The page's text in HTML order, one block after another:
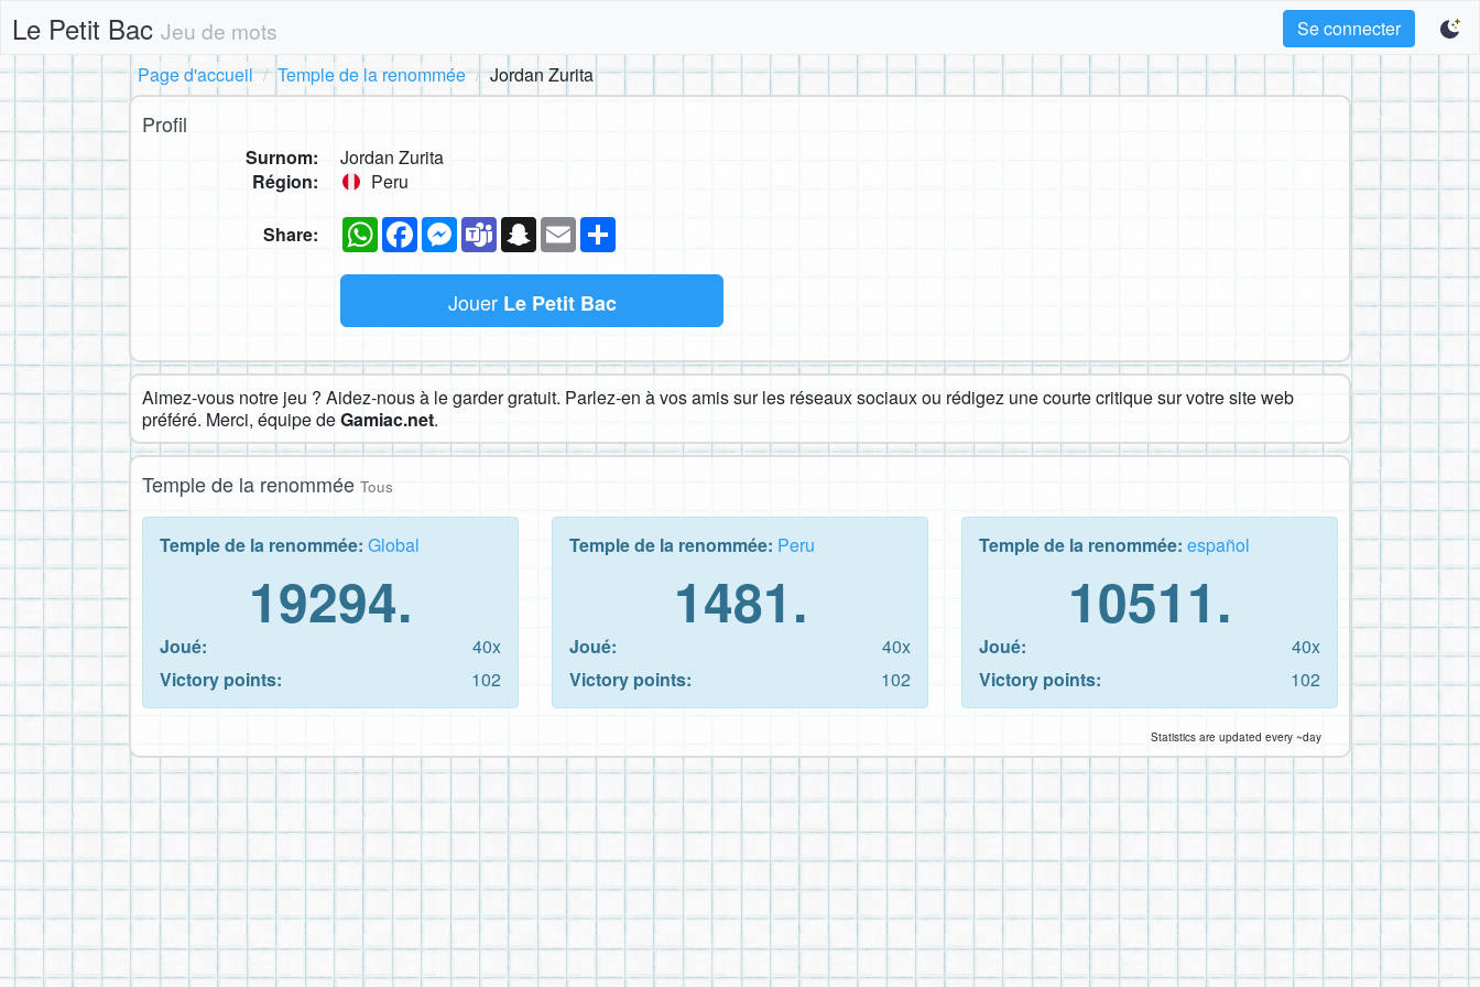
Le Petit Bac Jeu de mots
Se connecter
Page d'accueil
Temple de la renommée Jordan Zurita
Profil
Surnom:
Jordan Zurita
Région:
Peru
Share: WhatsAppFacebookMessenger
TeamsSnapchat
Email
Jouer Le Petit Bac
Aimez-vous notre jeu ? Aidez-nous à le garder gratuit. Parlez-en à vos amis sur les réseaux sociaux ou rédigez une courte critique sur votre site web
préféré. Merci, équipe deGamiac.net.
Temple de la renommée Tous
Temple de la renommée: Global
19294.
Joué:
40x
Victory points:
102
Temple de la renommée: Peru
1481.
Joué:
40x
Victory points:
102
Temple de la renommée: español
10511.
Joué:
40x
Victory points:
102
Statistics are updated every ~day